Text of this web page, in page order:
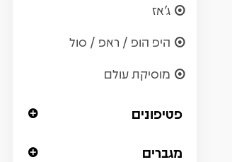
ג'אז
היפ הופ / ראפ / סול
מוסיקת עולם
פטיפונים
מגברים